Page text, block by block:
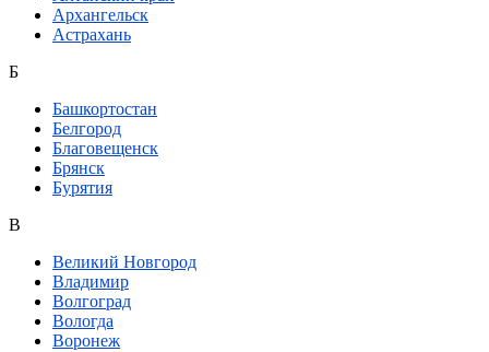
Архангельск
Астрахань
Б
Башкортостан
Белгород
Благовещенск
Брянск
Бурятия
В
Великий Новгород
Владимир
Волгоград
Вологда
Воронеж